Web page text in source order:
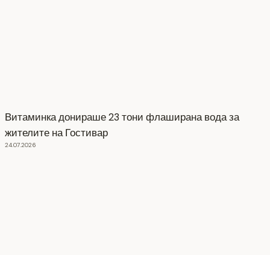
Витаминка донираше 23 тони флаширана вода за
жителите на Гостивар
24.07.2026